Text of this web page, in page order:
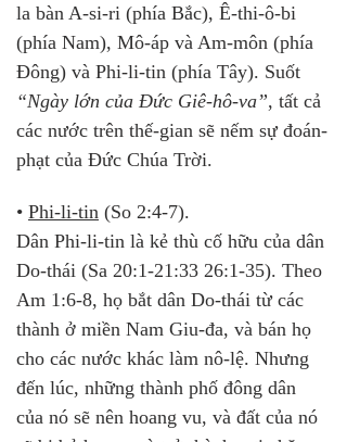
la bàn A-si-ri (phía Bắc), Ê-thi-ô-bi
(phía Nam), Mô-áp và Am-môn (phía
Đông) và Phi-li-tin (phía Tây). Suốt
“Ngày lớn của Đức Giê-hô-va”, tất cả
các nước trên thế-gian sẽ nếm sự đoán-
phạt của Đức Chúa Trời.
• Phi-li-tin (So 2:4-7).
Dân Phi-li-tin là kẻ thù cố hữu của dân
Do-thái (Sa 20:1-21:33 26:1-35). Theo
Am 1:6-8, họ bắt dân Do-thái từ các
thành ở miền Nam Giu-đa, và bán họ
cho các nước khác làm nô-lệ. Nhưng
đến lúc, những thành phố đông dân
của nó sẽ nên hoang vu, và đất của nó